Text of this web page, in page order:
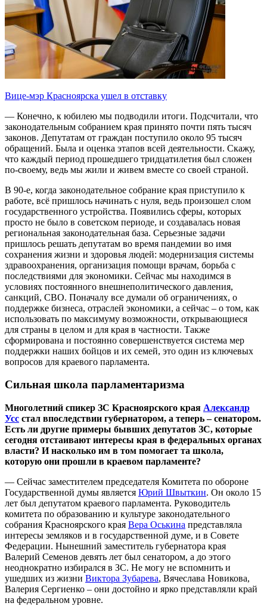
Вице-мэр Красноярска ушел в отставку
— Конечно, к юбилею мы подводили итоги. Подсчитали, что
законодательным собранием края принято почти пять тысяч
законов. Депутатам от граждан поступило около 95 тысяч
обращений. Была и оценка этапов всей деятельности. Скажу,
что каждый период прошедшего тридцатилетия был сложен
по-своему, ведь мы жили и живем вместе со своей страной.
В 90-е, когда законодательное собрание края приступило к
работе, всё пришлось начинать с нуля, ведь произошел слом
государственного устройства. Появились сферы, которых
просто не было в советском периоде, и создавалась новая
региональная законодательная база. Серьезные задачи
пришлось решать депутатам во время пандемии во имя
сохранения жизни и здоровья людей: модернизация системы
здравоохранения, организация помощи врачам, борьба с
последствиями для экономики. Сейчас мы находимся в
условиях постоянного внешнеполитического давления,
санкций, СВО. Поначалу все думали об ограничениях, о
поддержке бизнеса, отраслей экономики, а сейчас – о том, как
использовать по максимуму возможности, открывающиеся
для страны в целом и для края в частности. Также
сформирована и постоянно совершенствуется система мер
поддержки наших бойцов и их семей, это один из ключевых
вопросов для краевого парламента.
Сильная школа парламентаризма
Многолетний спикер ЗС Красноярского края Александр
Усс стал впоследствии губернатором, а теперь – сенатором.
Есть ли другие примеры бывших депутатов ЗС, которые
сегодня отстаивают интересы края в федеральных органах
власти? И насколько им в том помогает та школа,
которую они прошли в краевом парламенте?
— Сейчас заместителем председателя Комитета по обороне
Государственной думы является Юрий Швыткин. Он около 15
лет был депутатом краевого парламента. Руководитель
комитета по образованию и культуре законодательного
собрания Красноярского края Вера Оськина представляла
интересы земляков и в государственной думе, и в Совете
Федерации. Нынешний заместитель губернатора края
Валерий Семенов девять лет был сенатором, а до этого
неоднократно избирался в ЗС. Не могу не вспомнить и
ушедших из жизни Виктора Зубарева, Вячеслава Новикова,
Валерия Сергиенко – они достойно и ярко представляли край
на федеральном уровне.